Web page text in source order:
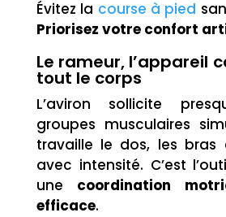
Évitez la course à pied
Priorisez votre confort
Le rameur, l’appareil
tout le corps
L’aviron sollicite
groupes musculaires
travaille le dos, les bras
avec intensité. C’est
une coordination
efficace.